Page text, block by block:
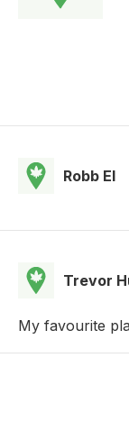
Robb El
Trevor
My favourite